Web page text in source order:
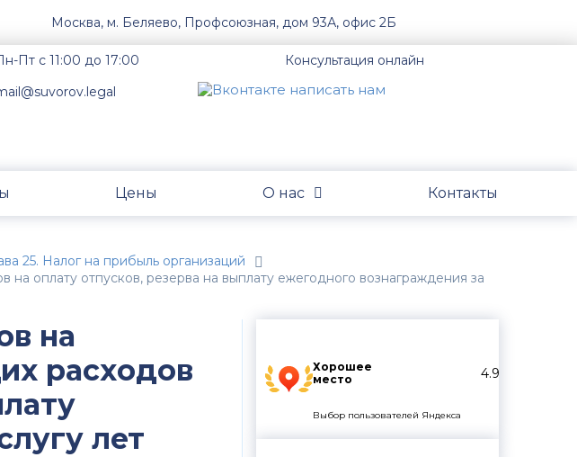
Москва, м. Беляево, Профсоюзная, дом 93А, офис 2Б
Пт с 11:00 до 17:00
Консультация онлайн
Цены О нас Контакты
25. Налог на прибыль организаций
оплату отпусков, резерва на выплату ежегодного вознаграждения за
Хорошее
место
4.9
Выбор пользователей Яндекса
на
расходов
лет